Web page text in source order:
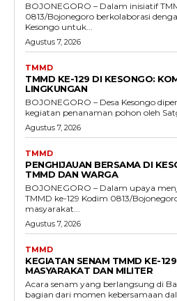
BOJONEGORO – Dalam inisiatif
0813/Bojonegoro berkolaborasi
Kesongo untuk...
Agustus 7, 2026
TMMD
TMMD KE-129 DI KESONGO:
LINGKUNGAN
BOJONEGORO – Desa Kesongo
kegiatan penanaman pohon oleh
Agustus 7, 2026
TMMD
PENGHIJAUAN BERSAMA DI
TMMD DAN WARGA
BOJONEGORO – Dalam upaya
TMMD ke-129 Kodim 0813/
masyarakat...
Agustus 7, 2026
TMMD
KEGIATAN SENAM TMMD KE-
MASYARAKAT DAN MILITER
Acara senam yang berlangsung di
bagian dari momen kebersamaan